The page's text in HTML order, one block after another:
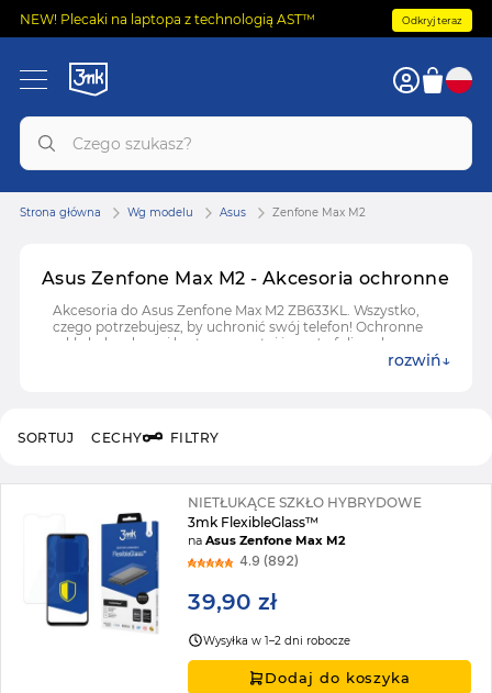
NEW! Plecaki na laptopa z technologią AST™ Odkryj teraz
Asus Zenfone Max M2 - Akcesoria ochronne
Akcesoria do Asus Zenfone Max M2 ZB633KL. Wszystko,
czego potrzebujesz, by uchronić swój telefon! Ochronne
szkła hybrydowe i hartowane, etui i case'y, folie ochronne
rozwiń
Strona główna Wg modelu Asus Zenfone Max M2
CECHY FILTRY
SORTUJ
NIETŁUKĄCE SZKŁO HYBRYDOWE
3mk FlexibleGlass™
naAsus Zenfone Max M2
4.9 (892)
39,90 zł
Wysyłka w 1–2 dni robocze
Dodaj do koszyka